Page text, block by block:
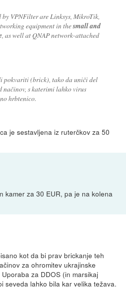
by VPNFilter are Linksys, MikroTik,
equipment in thesmall and
, as well at QNAP network-attached
pokvariti (brick), tako da uniči del
načinov, s katerimi lahko virus
hrbtenico.
je sestavljena iz ruterčkov za 50
kamer za 30 EUR, pa je na kolena
kot da bi prav brickanje teh
za ohromitev ukrajinske
za DDOS (in marsikaj
seveda lahko bila kar velika težava.